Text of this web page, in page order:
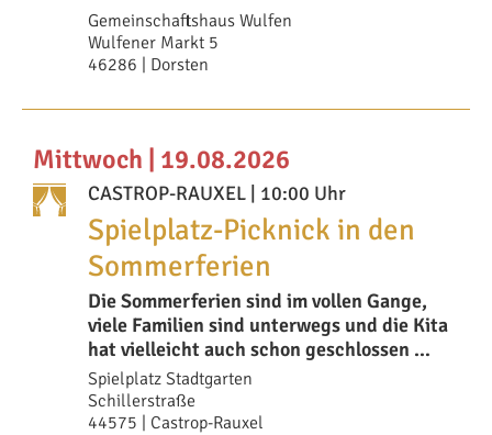
Gemeinschaftshaus Wulfen
Wulfener Markt 5
46286 | Dorsten
Mittwoch | 19.08.2026
CASTROP-RAUXEL | 10:00 Uhr
Spielplatz-Picknick in den
Sommerferien
Die Sommerferien sind im vollen Gange,
viele Familien sind unterwegs und die Kita
hat vielleicht auch schon geschlossen …
Spielplatz Stadtgarten
Schillerstraße
44575 | Castrop-Rauxel